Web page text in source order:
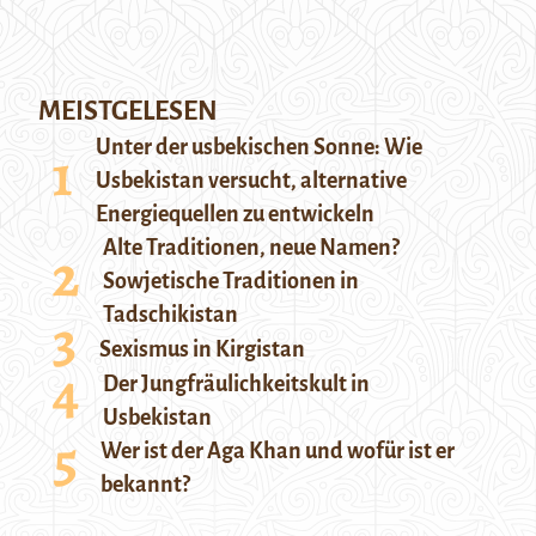
MEISTGELESEN
Unter der usbekischen Sonne: Wie
Usbekistan versucht, alternative
Energiequellen zu entwickeln
Alte Traditionen, neue Namen?
Sowjetische Traditionen in
Tadschikistan
Sexismus in Kirgistan
Der Jungfräulichkeitskult in
Usbekistan
Wer ist der Aga Khan und wofür ist er
bekannt?